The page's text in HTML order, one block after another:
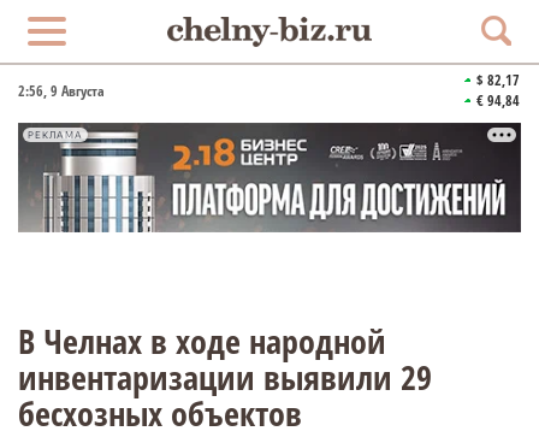
2:56, 9 Августа
$ 82,17
€ 94,84
РЕКЛАМА
В Челнах в ходе народной
инвентаризации выявили 29
бесхозных объектов